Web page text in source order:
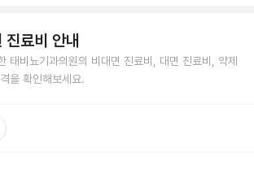
진료비 안내
태비뇨기과의원의 비대면 진료비, 대면 진료비, 약제
을 확인해보세요.